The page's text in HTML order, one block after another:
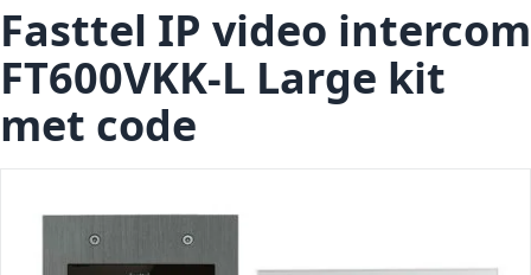
Fasttel IP video intercom
FT600VKK-L Large kit
met code